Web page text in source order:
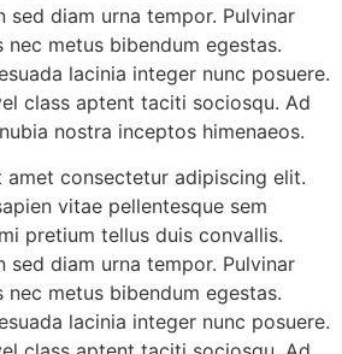
sed diam urna tempor. Pulvinar
metus bibendum egestas.
lacinia integer nunc posuere.
class aptent taciti sociosqu. Ad
nostra inceptos himenaeos.
consectetur adipiscing elit.
vitae pellentesque sem
pretium tellus duis convallis.
sed diam urna tempor. Pulvinar
metus bibendum egestas.
lacinia integer nunc posuere.